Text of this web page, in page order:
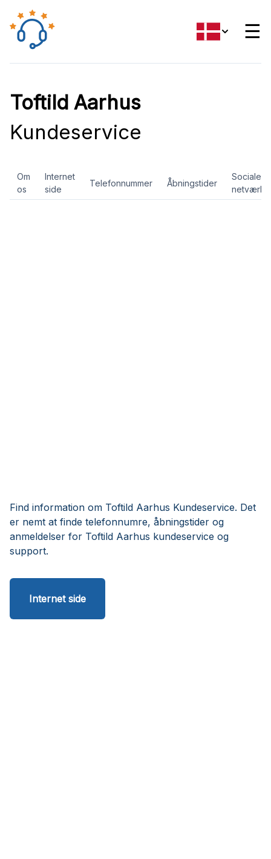
☰
Toftild Aarhus
Kundeservice
Om
os
Internet
side
Telefonnummer Åbningstider
Sociale
netværk
Find information om Toftild Aarhus Kundeservice. Det
er nemt at finde telefonnumre, åbningstider og
anmeldelser for Toftild Aarhus kundeservice og
support.
Internet side